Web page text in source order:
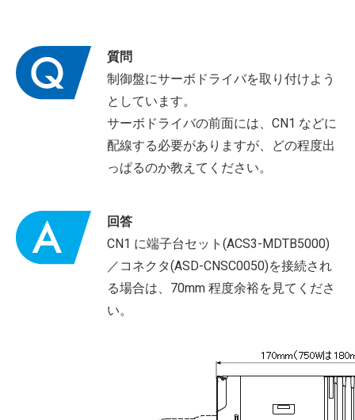
質問
制御盤にサーボドライバを取り付けよう
としています。
サーボドライバの前面には、CN1 などに
配線する必要がありますが、どの程度出
っぱるのか教えてください。
回答
CN1 に端子台セット(ACS3-MDTB5000)
／コネクタ(ASD-CNSC0050)を接続され
る場合は、70mm 程度余裕を見てくださ
い。